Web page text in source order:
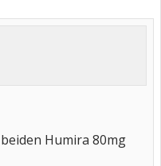
Humira 80mg